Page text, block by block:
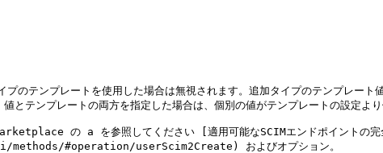
のテンプレートを使用した場合は無視されます。追加タイプのテンプレー
テンプレートの両方を指定した場合は、個別の値がテンプレートの設定より
の a を参照してください [適用可能なSCIMエンドポイントの完
#operation/userScim2Create) およびオプション。